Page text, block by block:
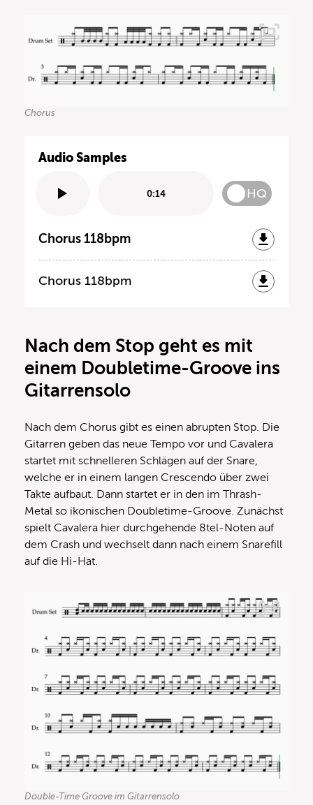
Chorus
Audio Samples
0:14 HQ
Chorus 118bpm
Chorus 118bpm
Nach dem Stop geht es mit
einem Doubletime-Groove ins
Gitarrensolo
Nach dem Chorus gibt es einen abrupten Stop. Die
Gitarren geben das neue Tempo vor und Cavalera
startet mit schnelleren Schlägen auf der Snare,
welche er in einem langen Crescendo über zwei
Takte aufbaut. Dann startet er in den im Thrash-
Metal so ikonischen Doubletime-Groove. Zunächst
spielt Cavalera hier durchgehende 8tel-Noten auf
dem Crash und wechselt dann nach einem Snarefill
auf die Hi-Hat.
Double-Time Groove im Gitarrensolo